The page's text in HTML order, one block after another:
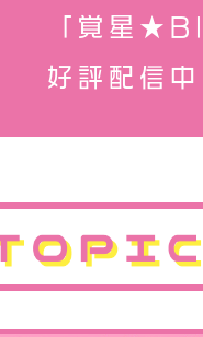
「覚星
好評配信